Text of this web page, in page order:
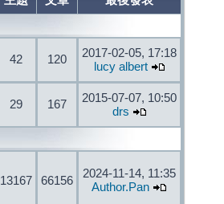
42 120
2017-02-05, 17:18
lucy albert
29 167
2015-07-07, 10:50
drs
13167 66156
2024-11-14, 11:35
Author.Pan